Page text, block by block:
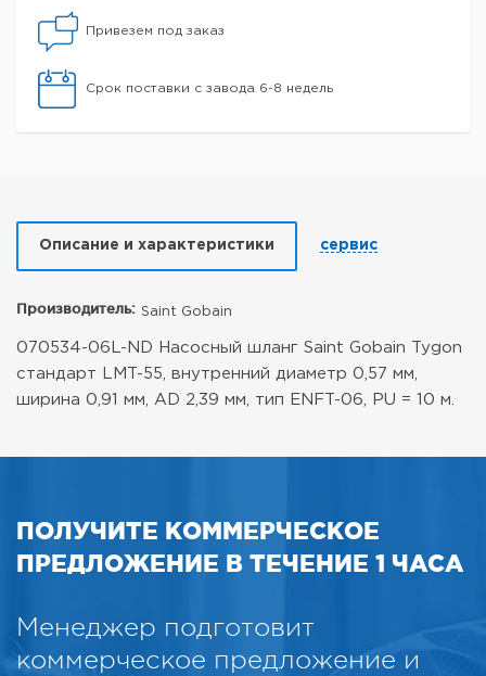
Привезем под заказ
Срок поставки с завода 6-8 недель
Описание и характеристики сервис
Производитель: Saint Gobain
070534-06L-ND Насосный шланг Saint Gobain Tygon
стандарт LMT-55, внутренний диаметр 0,57 мм,
ширина 0,91 мм, AD 2,39 мм, тип ENFT-06, PU = 10 м.
ПОЛУЧИТЕ КОММЕРЧЕСКОЕ
ПРЕДЛОЖЕНИЕ В ТЕЧЕНИЕ 1 ЧАСА
Менеджер подготовит
коммерческое предложение и